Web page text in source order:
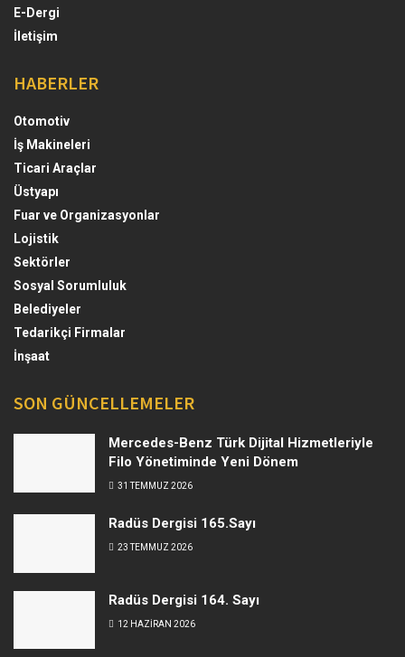
E-Dergi
İletişim
HABERLER
Otomotiv
İş Makineleri
Ticari Araçlar
Üstyapı
Fuar ve Organizasyonlar
Lojistik
Sektörler
Sosyal Sorumluluk
Belediyeler
Tedarikçi Firmalar
İnşaat
SON GÜNCELLEMELER
Mercedes-Benz Türk Dijital Hizmetleriyle
Filo Yönetiminde Yeni Dönem
31 TEMMUZ 2026
Radüs Dergisi 165.Sayı
23 TEMMUZ 2026
Radüs Dergisi 164. Sayı
12 HAZIRAN 2026